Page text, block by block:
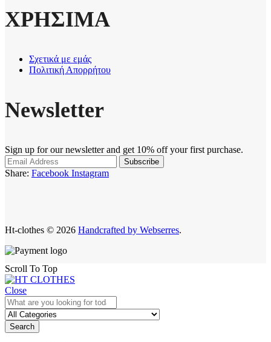
ΧΡΗΣΙΜΑ
Σχετικά με εμάς
Πολιτική Απορρήτου
Newsletter
Sign up for our newsletter and get 10% off your first purchase.
Share: Facebook Instagram
Ht-clothes © 2026 Handcrafted by Webserres.
Scroll To Top
Close
Search